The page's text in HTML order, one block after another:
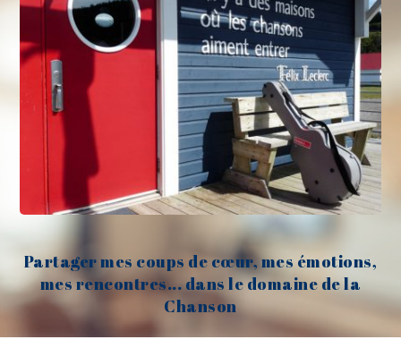
Partager mes coups de cœur, mes émotions,
mes rencontres... dans le domaine de la
Chanson